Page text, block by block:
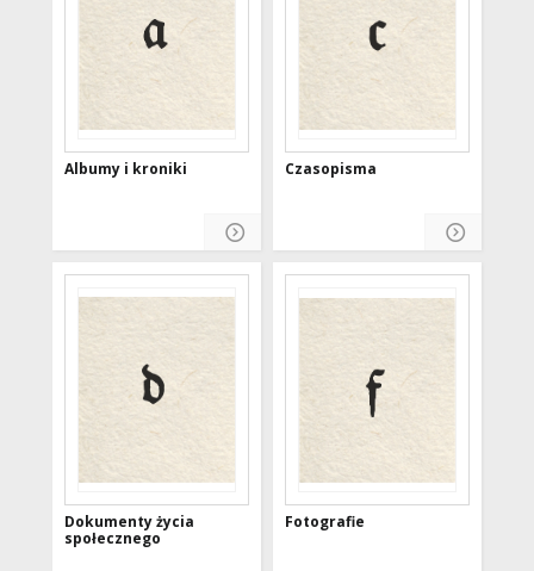
pocztówki, plakaty, kroniki) oraz
zbiory specjalne (np. dzieła
elektroniczne). Ważną część
Warmii i Mazur” za lata 1945-
1998. Większość zasobu ma
charakter regionalny.
Albumy i kroniki Czasopisma
Dokumenty życia
społecznego
Fotografie